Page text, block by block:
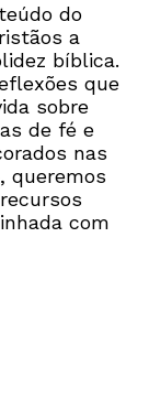
do
a
bíblica.
que
sobre
de fé e
nas
queremos
com